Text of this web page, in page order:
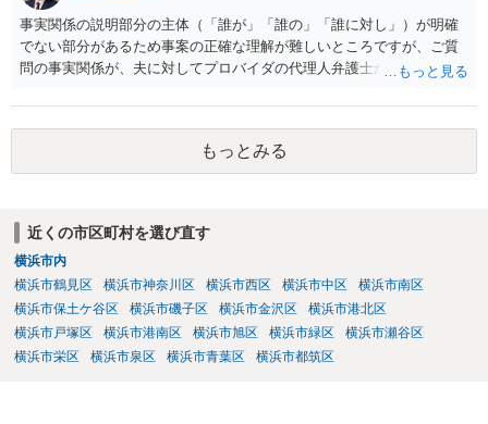
事実関係の説明部分の主体（「誰が」「誰の」「誰に対し」）が明確
でない部分があるため事案の正確な理解が難しいところですが、ご質
問の事実関係が、夫に対してプロバイダの代理人弁護士から発信者情
情報として夫の氏名と住所が開示され、開示請求者（の代理人弁護
士）が、夫に対して内容証明郵便を送ったり訴訟の提起がなされたり
する可能性があるように思われます。この場合は、開示請求者（とあ
る女性？）の代理人弁護士へ、実は投稿者があなたであるという内容
務所であるのか、それとも開示請求者の代理人の事務所なのかが不明
ですが、もし前者であれば、書類の再送要請にはあまり意味はなく、
一方、後者であるなら、夫を被告として提訴に至る可能性も考える必
要が出てきます。 あなたと夫との夫婦関係の状況（別居中なのか、夫
婦関係は良好なのか、あなたが夫へ嘘をついたのか等）がよくわから
ないところがあり、実際にどのような対応がベターなのかを正確に検
もっとみる
近くの市区町村を選び直す
横浜市内
横浜市鶴見区
横浜市神奈川区 横浜市西区 横浜市中区
横浜市南区
横浜市保土ケ谷区
横浜市磯子区 横浜市金沢区
横浜市港北区
横浜市戸塚区
横浜市港南区 横浜市旭区 横浜市緑区
横浜市瀬谷区
横浜市栄区
横浜市泉区 横浜市青葉区 横浜市都筑区